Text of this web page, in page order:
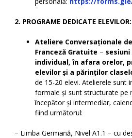
2. PROGRAME DEDICATE ELEVILOR:
Ateliere Conversaționale
Franceză Gratuite –
individual, în afara orelor,
elevilor și a părinților
de 15-20 elevi. Atelierele sunt
formale și sunt structurate pe
începător și intermediar,
fiind următorul:
– Limba Germană, Nivel A1.1 – cu